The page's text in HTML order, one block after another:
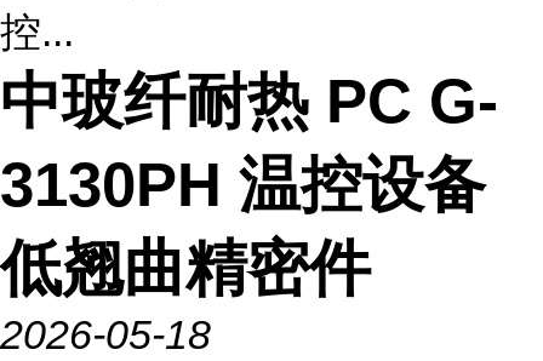
控...
中玻纤耐热 PC G-
3130PH 温控设备
低翘曲精密件
2026-05-18